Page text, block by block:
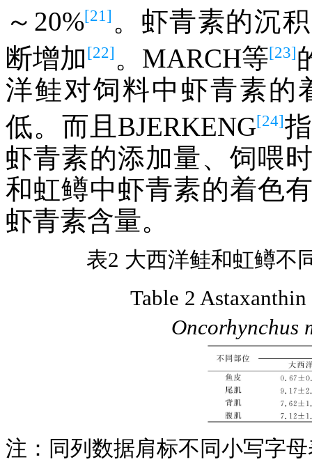
～20%[21] 。虾青素的沉
断增加[22] 。MARCH等[23]
洋鲑对饲料中虾青素的
低。而且BJERKENG[24]
虾青素的添加量、饲喂
和虹鳟中虾青素的着色
虾青素含量。
表2 大西洋鲑和虹鳟不
Table 2
Oncorhynchus
注：同列数据肩标不同小写字